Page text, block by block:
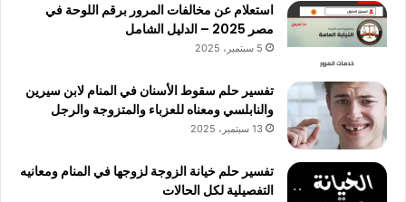
استعلام عن مخالفات المرور برقم اللوحة في
مصر 2025 – الدليل الشامل
5 سبتمبر، 2025
تفسير حلم سقوط الأسنان في المنام لابن سيرين
والنابلسي ومعناه للعزباء والمتزوجة والرجل
13 سبتمبر، 2025
تفسير حلم خيانة الزوجة لزوجها في المنام ومعانيه
التفصيلية لكل الحالات